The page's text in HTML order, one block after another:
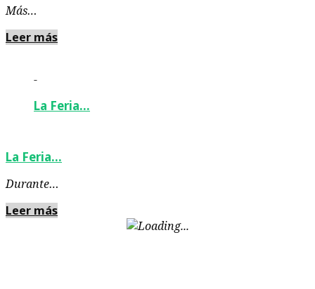
Más…
Leer más
-
La Feria…
La Feria…
Durante…
Leer más